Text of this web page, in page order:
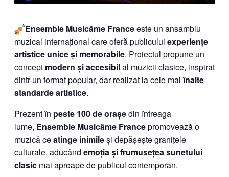
Ensemble Musicâme Franceeste un ansamblu
muzical internațional care oferă publicului experiențe
artistice unice și memorabile. Proiectul propune un
concept modern și accesibilal muzicii clasice, inspirat
dintr-un format popular, dar realizat la cele maiînalte
standarde artistice.
Prezent în peste 100 de oraședin întreaga
lume, Ensemble Musicâme Francepromovează o
muzică ceatinge inimileși depășește granițele
culturale, aducând emoția și frumusețea sunetului
clasicmai aproape de publicul contemporan.